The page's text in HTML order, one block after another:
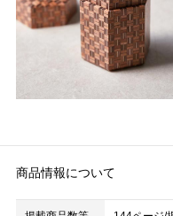
商品情報について